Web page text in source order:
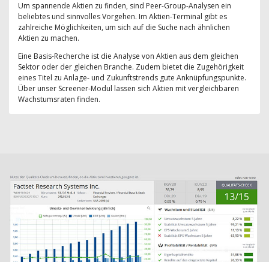
Um spannende Aktien zu finden, sind Peer-Group-Analysen ein
beliebtes und sinnvolles Vorgehen. Im Aktien-Terminal gibt es
zahlreiche Möglichkeiten, um sich auf die Suche nach ähnlichen
Aktien zu machen.
Eine Basis-Recherche ist die Analyse von Aktien aus dem gleichen
Sektor oder der gleichen Branche. Zudem bietet die Zugehörigkeit
eines Titel zu Anlage- und Zukunftstrends gute Anknüpfungspunkte.
Über unser Screener-Modul lassen sich Aktien mit vergleichbaren
Wachstumsraten finden.